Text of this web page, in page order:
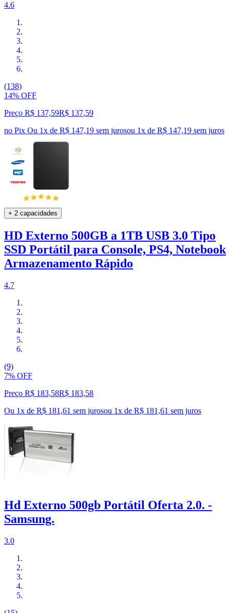
4.6
(138)
14% OFF
Preço R$ 137,59R$ 137,59
no Pix Ou 1x de R$ 147,19 sem jurosou 1x de R$ 147,19 sem juros
+ 2 capacidades
HD Externo 500GB a 1TB USB 3.0 Tipo
SSD Portátil para Console, PS4, Notebook
Armazenamento Rápido
4.7
(9)
7% OFF
Preço R$ 183,58R$ 183,58
Ou 1x de R$ 181,61 sem jurosou 1x de R$ 181,61 sem juros
Hd Externo 500gb Portátil Oferta 2.0. -
Samsung.
3.0